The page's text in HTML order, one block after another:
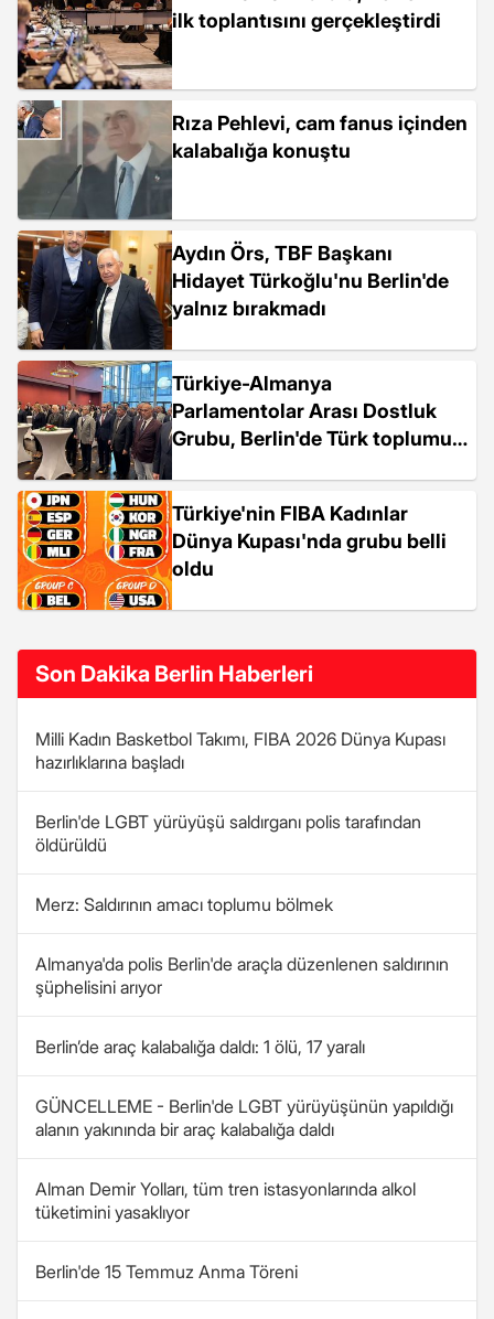
ilk toplantısını gerçekleştirdi
Rıza Pehlevi, cam fanus içinden
kalabalığa konuştu
Aydın Örs, TBF Başkanı
Hidayet Türkoğlu'nu Berlin'de
yalnız bırakmadı
Türkiye-Almanya
Parlamentolar Arası Dostluk
Grubu, Berlin'de Türk toplumu
Türkiye'nin FIBA Kadınlar
Dünya Kupası'nda grubu belli
oldu
Son Dakika Berlin Haberleri
Milli Kadın Basketbol Takımı, FIBA 2026 Dünya Kupası
hazırlıklarına başladı
Berlin'de LGBT yürüyüşü saldırganı polis tarafından
öldürüldü
Merz: Saldırının amacı toplumu bölmek
Almanya'da polis Berlin'de araçla düzenlenen saldırının
şüphelisini arıyor
Berlin’de araç kalabalığa daldı: 1 ölü, 17 yaralı
GÜNCELLEME - Berlin'de LGBT yürüyüşünün yapıldığı
alanın yakınında bir araç kalabalığa daldı
Alman Demir Yolları, tüm tren istasyonlarında alkol
tüketimini yasaklıyor
Berlin'de 15 Temmuz Anma Töreni